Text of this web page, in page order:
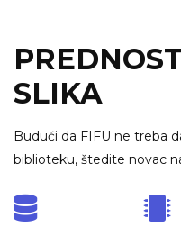
SLIKA
Budući da FIFU ne treba
biblioteku, štedite novac